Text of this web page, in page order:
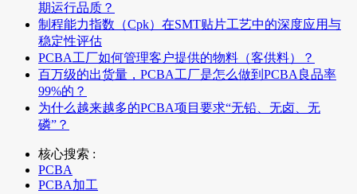
期运行品质？
制程能力指数（Cpk）在SMT贴片工艺中的深度应用与
稳定性评估
PCBA工厂如何管理客户提供的物料（客供料）？
百万级的出货量，PCBA工厂是怎么做到PCBA良品率
99%的？
为什么越来越多的PCBA项目要求“无铅、无卤、无
磷”？
核心搜索 :
PCBA
PCBA加工